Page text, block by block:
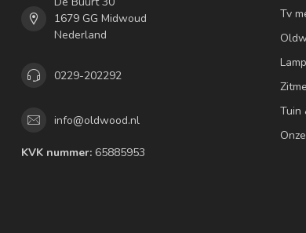
1679 GG Midwoud
Nederland
0229-202292
info@oldwood.nl
KVK nummer: 65885953
Tv
Tuin